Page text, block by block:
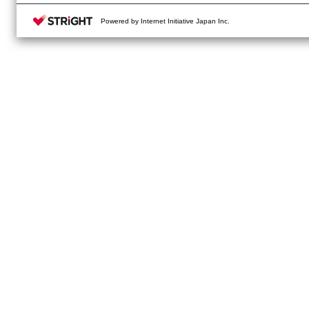
Powered by Internet Initiative Japan Inc.